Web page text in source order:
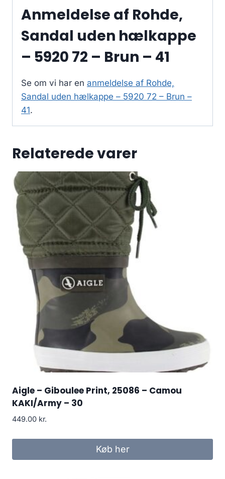
Anmeldelse af Rohde,
Sandal uden hælkappe
– 5920 72 – Brun – 41
Se om vi har en anmeldelse af Rohde,
Sandal uden hælkappe – 5920 72 – Brun –
41.
Relaterede varer
Aigle – Giboulee Print, 25086 – Camou
KAKI/Army – 30
449.00 kr.
Køb her